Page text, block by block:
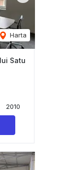
Harta
Satu
2010